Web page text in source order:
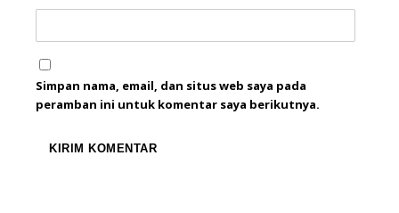
Simpan nama, email, dan situs web saya pada
peramban ini untuk komentar saya berikutnya.